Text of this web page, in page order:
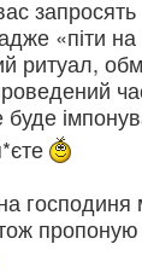
«піти
ритуал,
господиня